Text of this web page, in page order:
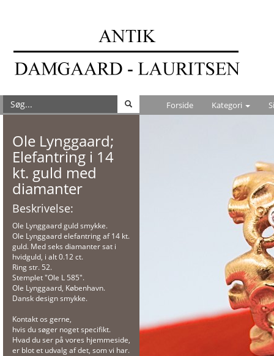
Forside Kategori
Ole Lynggaard;
Elefantring i 14
kt. guld med
diamanter
Beskrivelse:
Ole Lynggaard guld smykke.
Ole Lynggaard elefantring af 14 kt.
guld. Med seks diamanter sat i
hvidguld, i alt 0.12 ct.
Ring str. 52.
Stemplet "Ole L 585".
Ole Lynggaard, København.
Dansk design smykke.
Kontakt os gerne,
hvis du søger noget specifikt.
Hvad du ser på vores hjemmeside,
er blot et udvalg af det, som vi har.